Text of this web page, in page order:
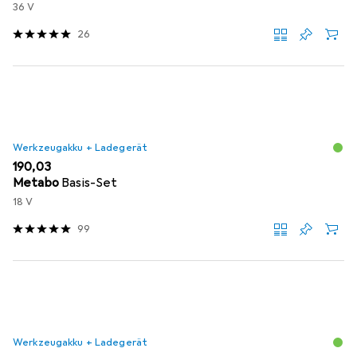
36 V
26
Werkzeugakku + Ladegerät
EUR
190,03
Metabo Basis-Set
18 V
99
Werkzeugakku + Ladegerät